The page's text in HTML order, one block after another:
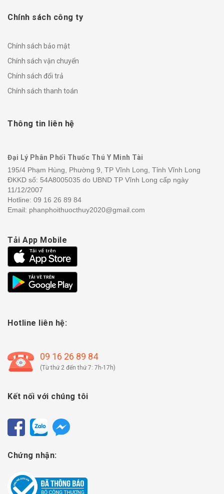
Chính sách công ty
Chính sách bảo mật
Chính sách vận chuyển
Chính sách đổi trả
Chính sách thanh toán
Thông tin liên hệ
Đại Lý Phân Phối Thuốc Thú Y Minh Tài
195/4 Phạm Hùng, Phường 9, TP Vĩnh Long, Tỉnh Vĩnh Long
ĐKKD số: 54A8005035 do UBND TP Vĩnh Long cấp ngày
11/12/2007
Hotline: 09 16 26 89 84
Email: phanphoithuocthuy2020@gmail.com
Tải App Mobile
Hotline liên hệ:
09 16 26 89 84
(Từ thứ 2 đến thứ 7: 7h-17h)
Kết nối với chúng tôi
Chứng nhận: